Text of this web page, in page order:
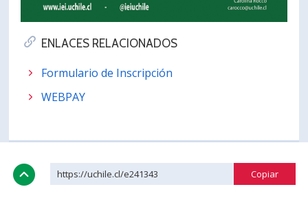
ENLACES RELACIONADOS
Formulario de Inscripción
WEBPAY
https://uchile.cl/e241343